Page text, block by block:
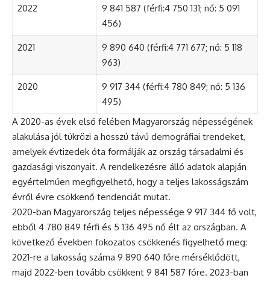
2022
9 841 587 (férfi:4 750 131; nő: 5 091
456)
2021
9 890 640 (férfi:4 771 677; nő: 5 118
963)
2020
9 917 344 (férfi:4 780 849; nő: 5 136
495)
A 2020-as évek első felében Magyarország népességének
alakulása jól tükrözi a hosszú távú demográfiai trendeket,
amelyek évtizedek óta formálják az ország társadalmi és
gazdasági viszonyait. A rendelkezésre álló adatok alapján
egyértelműen megfigyelhető, hogy a teljes lakosságszám
évről évre csökkenő tendenciát mutat.
2020-ban Magyarország teljes népessége 9 917 344 fő volt,
ebből 4 780 849 férfi és 5 136 495 nő élt az országban. A
következő években fokozatos csökkenés figyelhető meg:
2021-re a lakosság száma 9 890 640 főre mérséklődött,
majd 2022-ben tovább csökkent 9 841 587 főre. 2023-ban